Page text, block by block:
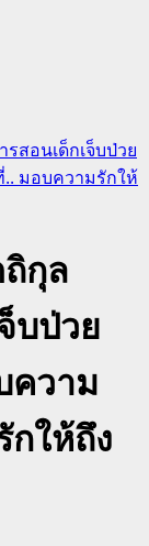
สอนเด็กเจ็บป่วย
.. มอบความรักให้
กุล
บป่วย
ความ
ให้ถึง